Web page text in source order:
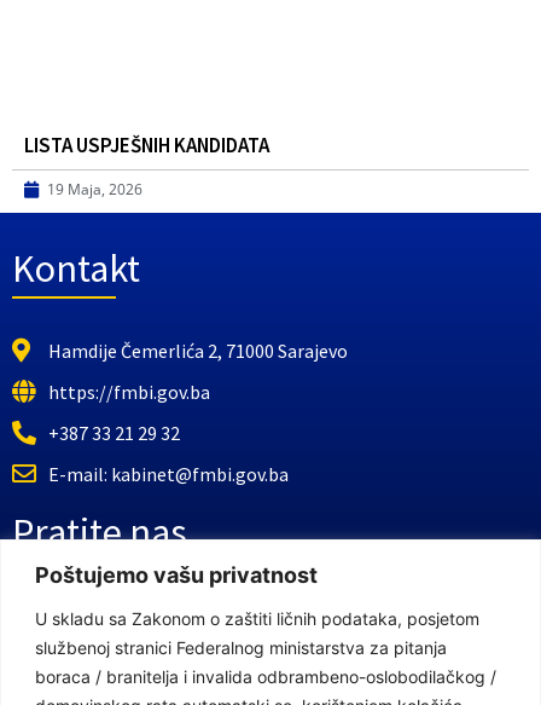
Poštujemo vašu privatnost
U skladu sa Zakonom o zaštiti ličnih podataka, posjetom
službenoj stranici Federalnog ministarstva za pitanja
boraca / branitelja i invalida odbrambeno-oslobodilačkog /
LISTA USPJEŠNIH KANDIDATA
19 Maja, 2026
Kontakt
Hamdije Čemerlića 2, 71000 Sarajevo
https://fmbi.gov.ba
+387 33 21 29 32
E-mail: kabinet@fmbi.gov.ba
Pratite nas
Facebook Stranica
Youtube Kanal